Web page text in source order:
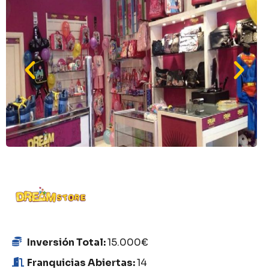
Inversión Total:15.000€
Franquicias Abiertas:14